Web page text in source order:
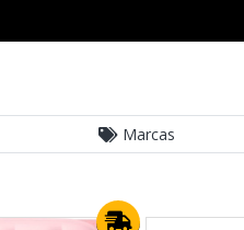
Marcas